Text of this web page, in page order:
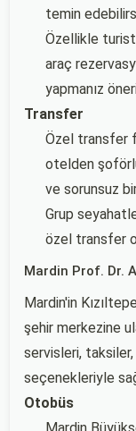
temin
Özellikle
araç
yapmanız
Transfer
Özel transfer
otelden
ve sorunsuz
Grup
özel transfer
Mardin Prof. Dr.
Mardin'in
şehir merkezine
servisleri,
seçenekleriyle
Otobüs